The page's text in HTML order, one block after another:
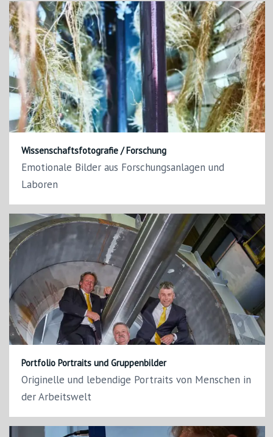
Wissenschaftsfotografie / Forschung
Emotionale Bilder aus Forschungsanlagen und
Laboren
Portfolio Portraits und Gruppenbilder
Originelle und lebendige Portraits von Menschen in
der Arbeitswelt